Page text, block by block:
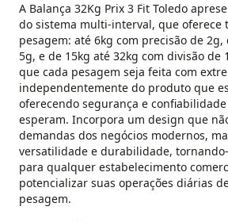
A Balança 32Kg Prix 3 Fit Toledo
do sistema multi-interval, que oferece
pesagem: até 6kg com precisão de 2g,
5g, e de 15kg até 32kg com divisão de
que cada pesagem seja feita com
independentemente do produto que
oferecendo segurança e
esperam. Incorpora um design que
demandas dos negócios modernos,
versatilidade e durabilidade,
para qualquer estabelecimento
potencializar suas operações diárias
pesagem.